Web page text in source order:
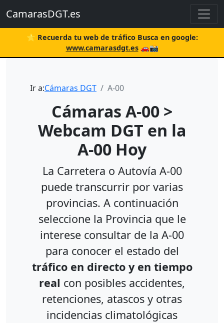
CamarasDGT.es
⭐ Recuerda tu web de tráfico Busca en google:
www.camarasdgt.es🚗📸
Ir a:Cámaras DGT A-00
Cámaras A-00 >
Webcam DGT en la
A-00 Hoy
La Carretera o Autovía A-00
puede transcurrir por varias
provincias. A continuación
seleccione la Provincia que le
interese consultar de la A-00
para conocer el estado del
tráfico en directo y en tiempo
real con posibles accidentes,
retenciones, atascos y otras
incidencias climatológicas